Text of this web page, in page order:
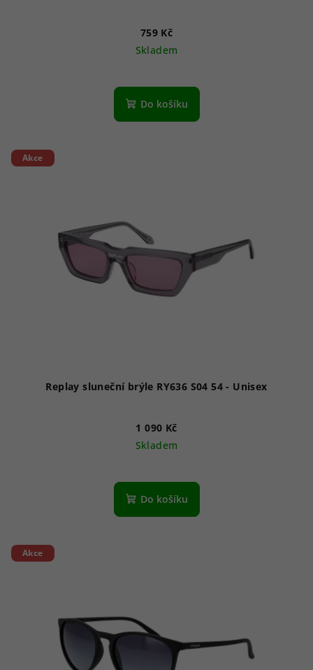
759 Kč
Skladem
Do košíku
Akce
Replay sluneční brýle RY636 S04 54 - Unisex
1 090 Kč
Skladem
Do košíku
Akce